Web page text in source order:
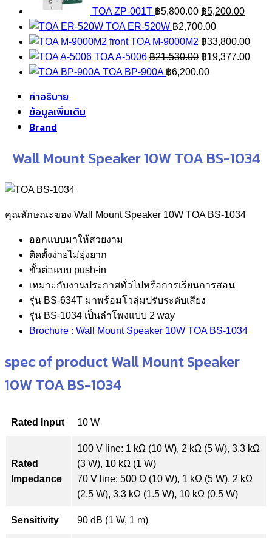
TOA ZP-001T ฿5,800.00 ฿5,800.00.
฿5,200.00
TOA ER-520W ฿2,700.00
TOA M-9000M2 ฿33,800.00
TOA A-5006 ฿21,530.00 Original
price
฿19,377.00
TOA BP-900A ฿6,200.00
คำอธิบาย
ข้อมูลเพิ่มเติม
Brand
Wall Mount Speaker 10W TOA BS-1034
คุณลักษณะของ Wall Mount Speaker 10W TOA BS-1034
ออกแบบมาให้สวยงาม
ติดตั้งง่ายไม่ยุ่งยาก
ขั้วต่อแบบ push-in
เหมาะกับงานประกาศทั่วไปหรือการเรียนการสอน
รุ่น BS-634T มาพร้อมโวลุ่มปรับระดับเสียง
รุ่น BS-1034 เป็นลำโพงแบบ 2 way
Brochure : Wall Mount Speaker 10W TOA BS-1034
spec of product Wall Mount Speaker
10W TOA BS-1034
Rated Input 10 W
Rated
Impedance
100 V line: 1 kΩ (10 W), 2 kΩ (5 W), 3.3 kΩ
(3 W), 10 kΩ (1 W)
70 V line: 500 Ω (10 W), 1 kΩ (5 W), 2 kΩ
(2.5 W), 3.3 kΩ (1.5 W), 10 kΩ (0.5 W)
Sensitivity 90 dB (1 W, 1 m)